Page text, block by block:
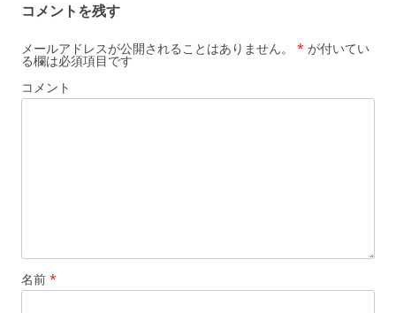
ゲ
ー
シ
ョ
コメントを残す
メールアドレスが公開されることはありません。 * が付いてい
る欄は必須項目です
コメント
名前 *